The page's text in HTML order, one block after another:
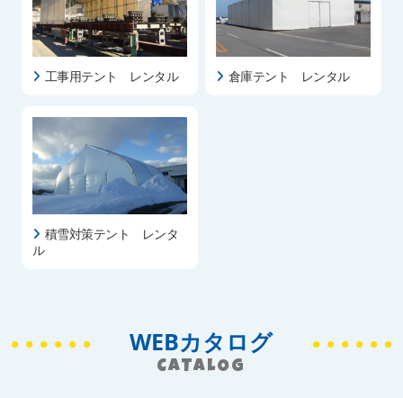
工事用テント レンタル 倉庫テント レンタル
積雪対策テント レンタ
ル
WEBカタログ
CATALOG